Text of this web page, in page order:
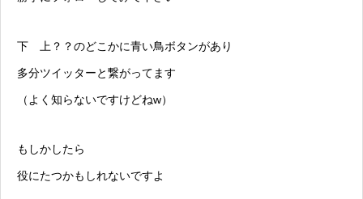
下 上？？のどこかに青い鳥ボタンがあり
多分ツイッターと繋がってます
（よく知らないですけどねw）
もしかしたら
役にたつかもしれないですよ